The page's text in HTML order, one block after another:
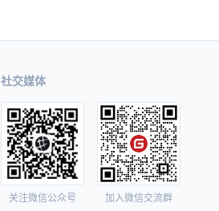
社交媒体
关注微信公众号 加入微信交流群